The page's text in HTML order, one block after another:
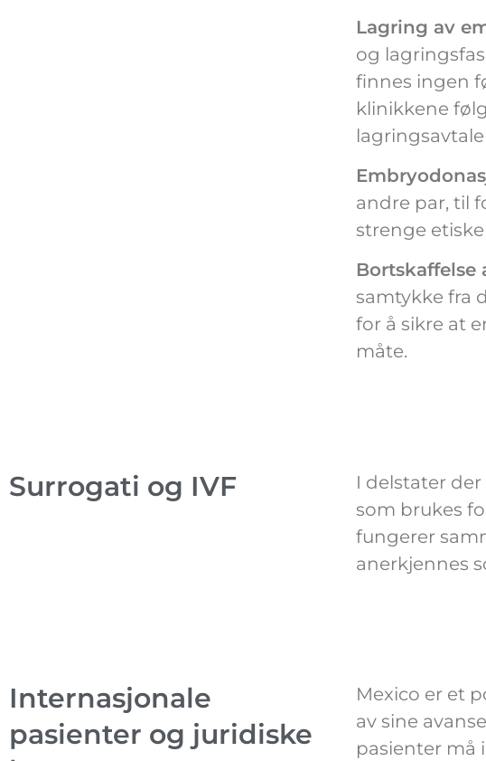
Lagring av
og
finnes ingen
klinikkene
andre par, til
strenge
Bortskaffelse
samtykke fra
for å sikre at
måte.
Surrogati og IVF
I delstater
som brukes
fungerer
anerkjennes
Internasjonale
pasienter og juridiske
Mexico er et
av sine
pasienter må